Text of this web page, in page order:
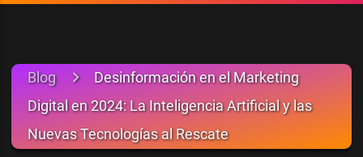
Blog
Desinformación en el Marketing
Digital en 2024: La Inteligencia Artificial y las
Nuevas Tecnologías al Rescate